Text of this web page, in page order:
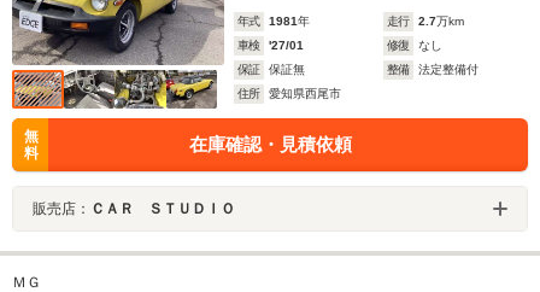
年式 1981年 走行 2.7万km
車検
'27/01 修復
なし
保証
保証無 整備
法定整備付
住所
愛知県西尾市
無
料
在庫確認・見積依頼
販売店： ＣＡＲ ＳＴＵＤＩＯ
ＭＧ